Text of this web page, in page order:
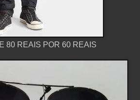
80 REAIS POR 60 REAIS